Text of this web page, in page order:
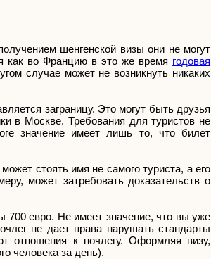
шенгенской визы они не могут
как во Францию в это же время годовая
случае может не возникнуть никаких
заграницу. Это могут быть друзья
в Москве. Требования для туристов не
значение имеет лишь то, что билет
стоять имя не самого туриста, а его
может затребовать доказательств о
700 евро. Не имеет значение, что вы уже
не дает права нарушать стандарты
отношения к ночлегу. Оформляя визу,
человека за день).